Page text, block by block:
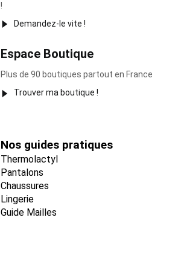
!
Demandez-le vite !
Espace Boutique
Plus de 90 boutiques partout en France
Trouver ma boutique !
Nos guides pratiques
Thermolactyl
Pantalons
Chaussures
Lingerie
Guide Mailles